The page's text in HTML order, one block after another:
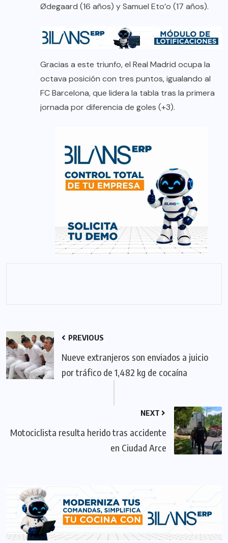
Ødegaard (16 años) y Samuel Eto’o (17 años).
Gracias a este triunfo, el Real Madrid ocupa la
octava posición con tres puntos, igualando al
FC Barcelona, que lidera la tabla tras la primera
jornada por diferencia de goles (+3).
PREVIOUS
Nueve extranjeros son enviados a juicio
por tráfico de 1,482 kg de cocaína
NEXT
Motociclista resulta herido tras accidente
en Ciudad Arce